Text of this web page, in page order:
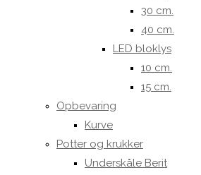
30 cm.
40 cm.
LED bloklys
10 cm.
15 cm.
Opbevaring
Kurve
Potter og krukker
Underskåle Berit